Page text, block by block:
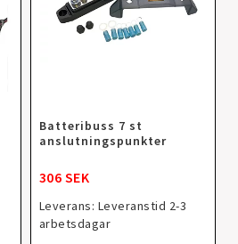
Batteribuss 7 st
anslutningspunkter
306 SEK
Leverans: Leveranstid 2-3
arbetsdagar